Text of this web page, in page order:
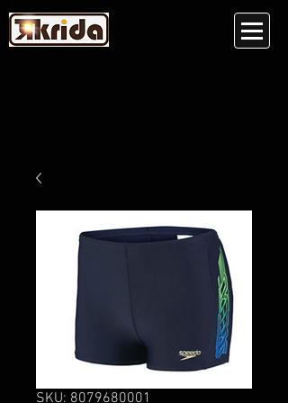
SKU: 8079680001